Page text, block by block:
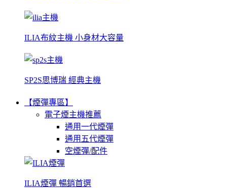
ILIA布紋主機 小身材大容量
SP2S思博瑞 經典主機
【煙彈專區】
電子煙主機推薦
通用一代煙彈
通用五代煙彈
空煙彈/配件
ILIA煙彈 暢銷首選